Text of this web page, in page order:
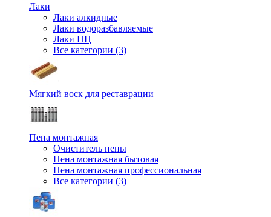
Лаки
Лаки алкидные
Лаки водоразбавляемые
Лаки НЦ
Все категории (3)
Мягкий воск для реставрации
Пена монтажная
Очиститель пены
Пена монтажная бытовая
Пена монтажная профессиональная
Все категории (3)